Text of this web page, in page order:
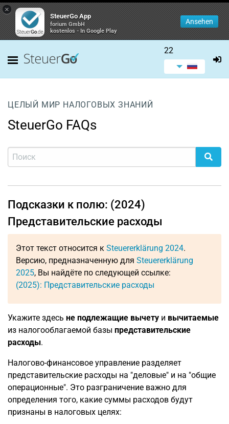
×
SteuerGo App
forium GmbH
kostenlos - In Google Play
Ansehen
22
ЦЕЛЫЙ МИР НАЛОГОВЫХ ЗНАНИЙ
SteuerGo FAQs
Подсказки к полю: (2024)
Представительские расходы
Этот текст относится к Steuererklärung 2024.
Версию, предназначенную для Steuererklärung
2025, Вы найдёте по следующей ссылке:
(2025): Представительские расходы
Укажите здесь не подлежащие вычету и вычитаемые
из налогооблагаемой базы представительские
расходы.
Налогово-финансовое управление разделяет
представительские расходы на "деловые" и на "общие
операционные". Это разграничение важно для
определения того, какие суммы расходов будут
признаны в налоговых целях: